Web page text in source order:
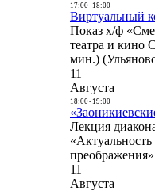
17:00- 18:00
Виртуальный
Показ х/ф
театра и кино
мин.)
11
Августа
18:00- 19:00
Лекция
11
Августа